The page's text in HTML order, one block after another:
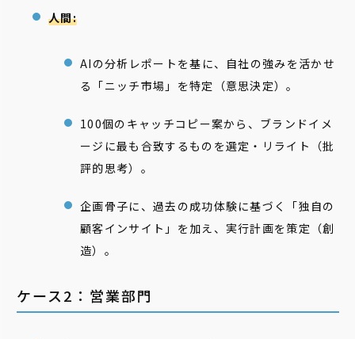
人間:
AIの分析レポートを基に、自社の強みを活かせ
る「ニッチ市場」を特定（意思決定）。
100個のキャッチコピー案から、ブランドイメ
ージに最も合致するものを選定・リライト（批
評的思考）。
企画骨子に、過去の成功体験に基づく「独自の
顧客インサイト」を加え、実行計画を策定（創
造）。
ケース2：営業部門